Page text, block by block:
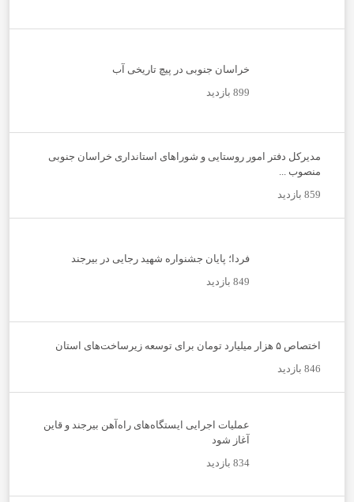
خراسان جنوبی در پیچ تاریخی آب
899 بازدید
مدیرکل دفتر امور روستایی و شوراهای استانداری خراسان جنوبی
منصوب ...
859 بازدید
فردا؛ پایان جشنواره شهید رجایی در بیرجند
849 بازدید
اختصاص ۵ هزار میلیارد تومان برای توسعه زیرساخت‌های استان
846 بازدید
عملیات اجرایی ایستگاه‌های راه‌آهن بیرجند و قاین
آغاز شود
834 بازدید